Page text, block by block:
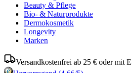
Beauty & Pflege
Bio- & Naturprodukte
Dermokosmetik
Longevity
Marken
Versandkostenfrei ab 25 € oder mit